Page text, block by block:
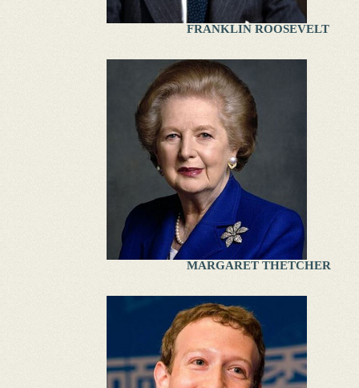
FRANKLIN ROOSEVELT
MARGARET THETCHER